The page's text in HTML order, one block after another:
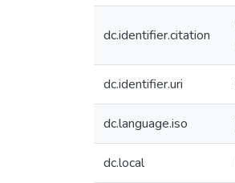
dc.identifier.citation
dc.identifier.uri
dc.language.iso
dc.local